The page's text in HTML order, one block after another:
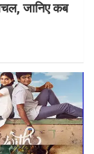
जानिए कब